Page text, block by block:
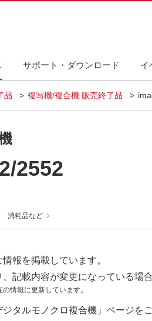
サポート・ダウンロード イ
品 複写機/複合機 販売終了品
2552
消耗品など
報を掲載しています。
記載内容が変更になっている場
情報に更新しています。
タルモノクロ複合機」ページをご